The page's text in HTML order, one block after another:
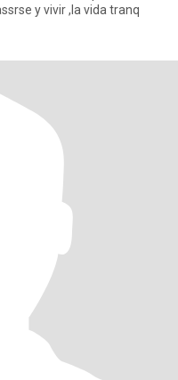
y vivir ,la vida tranq